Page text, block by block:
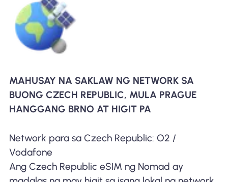
MAHUSAY NA SAKLAW NG NETWORK SA
BUONG CZECH REPUBLIC, MULA PRAGUE
HANGGANG BRNO AT HIGIT PA
Network para sa Czech Republic: O2 /
Vodafone
Ang Czech Republic eSIM ng Nomad ay